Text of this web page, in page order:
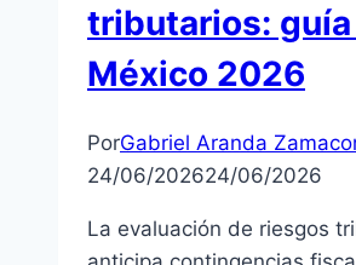
tributarios:
México 2026
PorGabriel Aranda
24/06/202624/06/2026
La evaluación de riesgos